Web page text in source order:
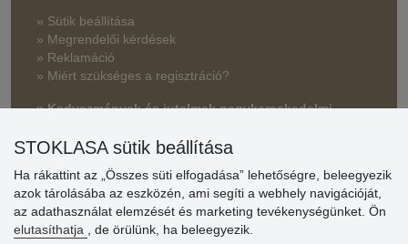
» Sütik beállítása
» Megrendelői kérdések
» Reklamáció
» Miért szükséges a regisztráció?
» Kedvezmények és jutalmak nagykereskedelmi
Vásárlók
STOKLASA sütik beállítása
Ha rákattint az „Összes süti elfogadása” lehetőségre, beleegyezik
azok tárolásába az eszközén, ami segíti a webhely navigációját,
az adathasználat elemzését és marketing tevékenységünket. Ön
elutasíthatja
, de örülünk, ha beleegyezik.